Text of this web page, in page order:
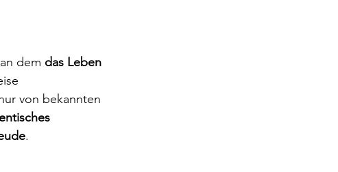
dem das Leben
von bekannten
.